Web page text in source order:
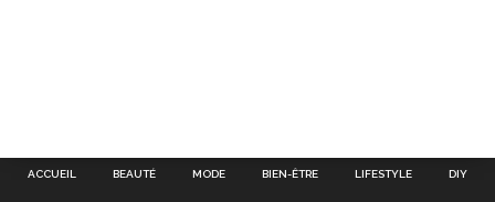
ACCUEIL BEAUTÉ MODE BIEN-ÊTRE LIFESTYLE DIY